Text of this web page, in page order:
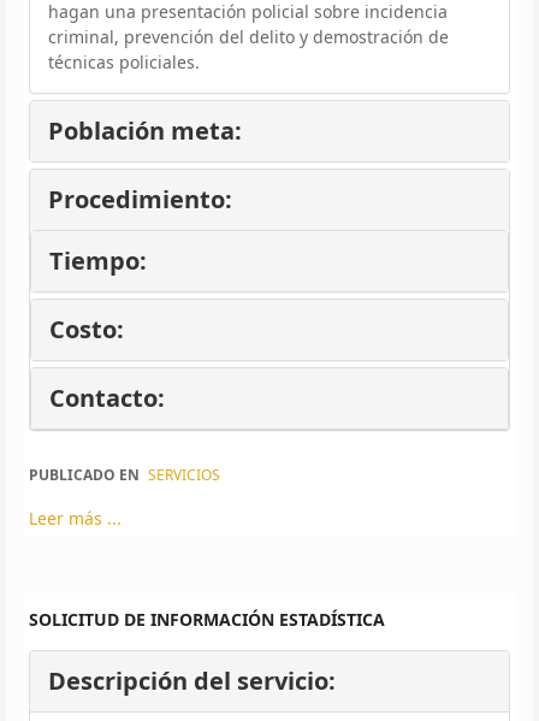
hagan una presentación policial sobre incidencia
criminal, prevención del delito y demostración de
técnicas policiales.
Población meta:
Procedimiento:
Tiempo:
Costo:
Contacto:
PUBLICADO EN SERVICIOS
Leer más ...
SOLICITUD DE INFORMACIÓN ESTADÍSTICA
Descripción del servicio: